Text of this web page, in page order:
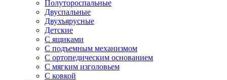
Полутороспальные
Двуспальные
Двухъярусные
Детские
С ящиками
С подъемным механизмом
С ортопедическим основанием
С мягким изголовьем
С ковкой